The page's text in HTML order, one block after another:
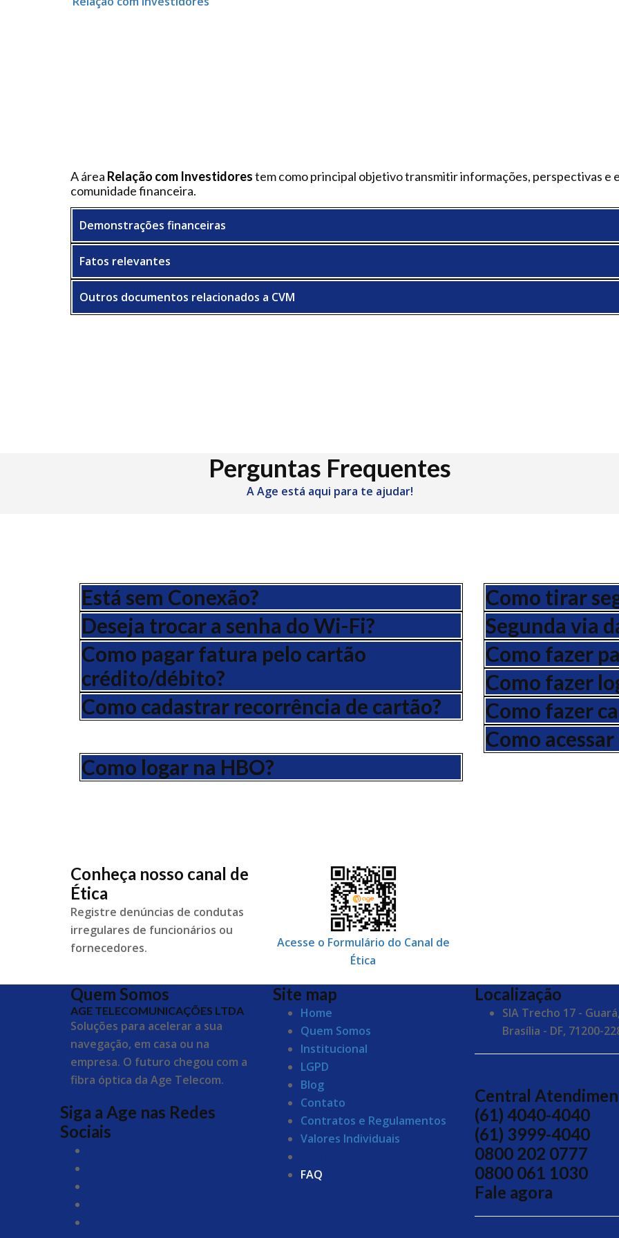
A área Relação com Investidorestem como principal objetivo transmitir informações, perspectivas e
comunidade financeira.
Demonstrações financeiras
Fatos relevantes
Outros documentos relacionados a CVM
Perguntas Frequentes
A Age está aqui para te ajudar!
Está sem Conexão?
Deseja trocar a senha do Wi-Fi?
Como tirar
Segunda via
Como pagar fatura pelo cartão
crédito/débito?
Como cadastrar recorrência de cartão?
Como fazer
Como fazer
Como fazer
Como
Como logar na HBO?
Conheça nosso canal de
Ética
Registre denúncias de condutas
irregulares de funcionários ou
fornecedores.
Acesse o Formulário do Canal de
Ética
Quem Somos
AGE TELECOMUNICAÇÕES LTDA
Soluções para acelerar a sua
navegação, em casa ou na
empresa. O futuro chegou com a
fibra óptica da Age Telecom.
Siga a Age nas Redes
Sociais
Site map
Home
Quem Somos
Institucional
LGPD
Blog
Contato
Contratos e Regulamentos
Valores Individuais
FAQ
Localização
SIA Trecho 17 - Guará,
Brasília - DF, 71200-
Central
(61) 4040-4040
(61) 3999-4040
0800 202 0777
0800 061 1030
Fale agora